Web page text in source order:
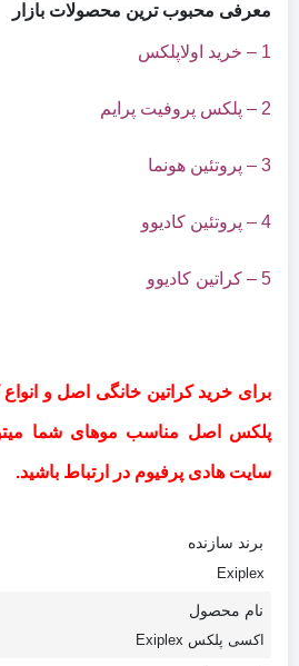
معرفی محبوب ترین محصولات بازار
1 – خرید اولاپلکس
2 – پلکس پروفیت پرایم
3 – پروتئین هونما
4 – پروتئین کادیوو
5 – کراتین کادیوو
برای خرید کراتین خانگی اصل و
پلکس اصل مناسب موهای شما
سایت هادی پرفیوم در ارتباط باشید.
برند سازنده
Exiplex
نام محصول
اکسی پلکس Exiplex